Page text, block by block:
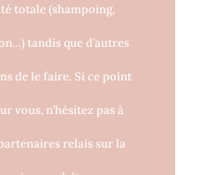
totale (shampoing,
tandis que d’autres
de le faire. Si ce point
vous, n’hésitez pas à
relais sur la